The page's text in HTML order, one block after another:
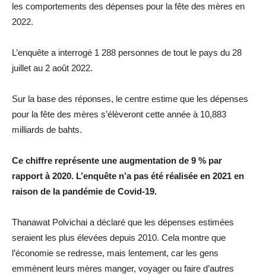
les comportements des dépenses pour la fête des mères en
2022.
L’enquête a interrogé 1 288 personnes de tout le pays du 28
juillet au 2 août 2022.
Sur la base des réponses, le centre estime que les dépenses
pour la fête des mères s’élèveront cette année à 10,883
milliards de bahts.
Ce chiffre représente une augmentation de 9 % par
rapport à 2020. L’enquête n’a pas été réalisée en 2021 en
raison de la pandémie de Covid-19.
Thanawat Polvichai a déclaré que les dépenses estimées
seraient les plus élevées depuis 2010. Cela montre que
l’économie se redresse, mais lentement, car les gens
emmènent leurs mères manger, voyager ou faire d’autres